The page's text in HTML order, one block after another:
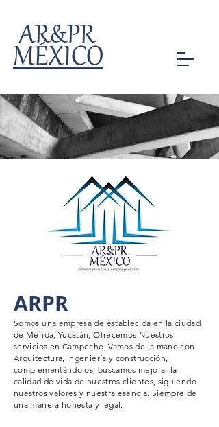
MÉXICO
AR&PR
ARPR
Somos una empresa de establecida en la ciudad
de Mérida, Yucatán; Ofrecemos Nuestros
servicios en Campeche, Vamos de la mano con
Arquitectura, Ingeniería y construcción,
complementándolos; buscamos mejorar la
calidad de vida de nuestros clientes, siguiendo
nuestros valores y nuestra esencia. Siempre de
una manera honesta y legal.